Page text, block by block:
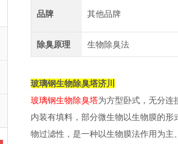
品牌 其他品牌
除臭原理 生物除臭法
玻璃钢生物除臭塔济川
玻璃钢生物除臭塔为方型卧式，无分连
内装有填料，部分微生物以生物膜的
物过滤性，是一种以生物膜法作用为主